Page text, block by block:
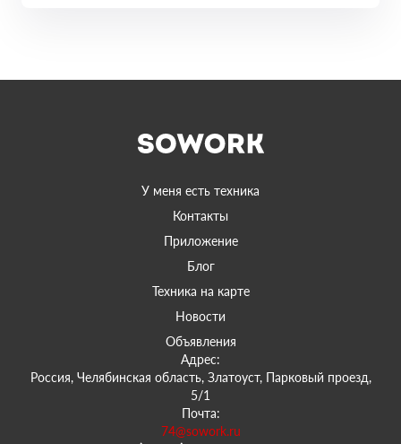
У меня есть техника
Контакты
Приложение
Блог
Техника на карте
Новости
Объявления
Адрес:
Россия, Челябинская область, Златоуст, Парковый проезд,
5/1
Почта:
74@sowork.ru